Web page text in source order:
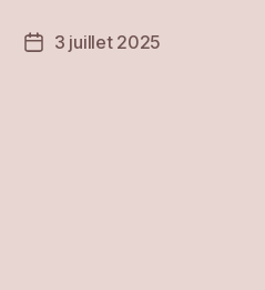
Date3 juillet 2025